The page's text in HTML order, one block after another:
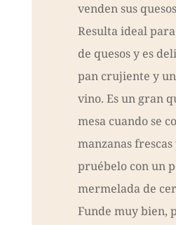
venden sus
Resulta ideal
de quesos y es
pan crujiente y
vino. Es un gran
mesa cuando se
manzanas frescas
pruébelo con un
mermelada de
Funde muy bien,